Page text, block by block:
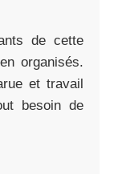
de cette
organisés.
et travail
besoin de